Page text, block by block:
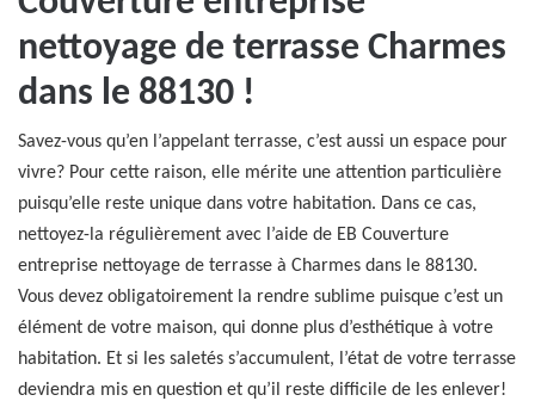
nettoyage de terrasse Charmes
dans le 88130 !
Savez-vous qu’en l’appelant terrasse, c’est aussi un espace pour
vivre? Pour cette raison, elle mérite une attention particulière
puisqu’elle reste unique dans votre habitation. Dans ce cas,
nettoyez-la régulièrement avec l’aide de EB Couverture
entreprise nettoyage de terrasse à Charmes dans le 88130.
Vous devez obligatoirement la rendre sublime puisque c’est un
élément de votre maison, qui donne plus d’esthétique à votre
habitation. Et si les saletés s’accumulent, l’état de votre terrasse
deviendra mis en question et qu’il reste difficile de les enlever!